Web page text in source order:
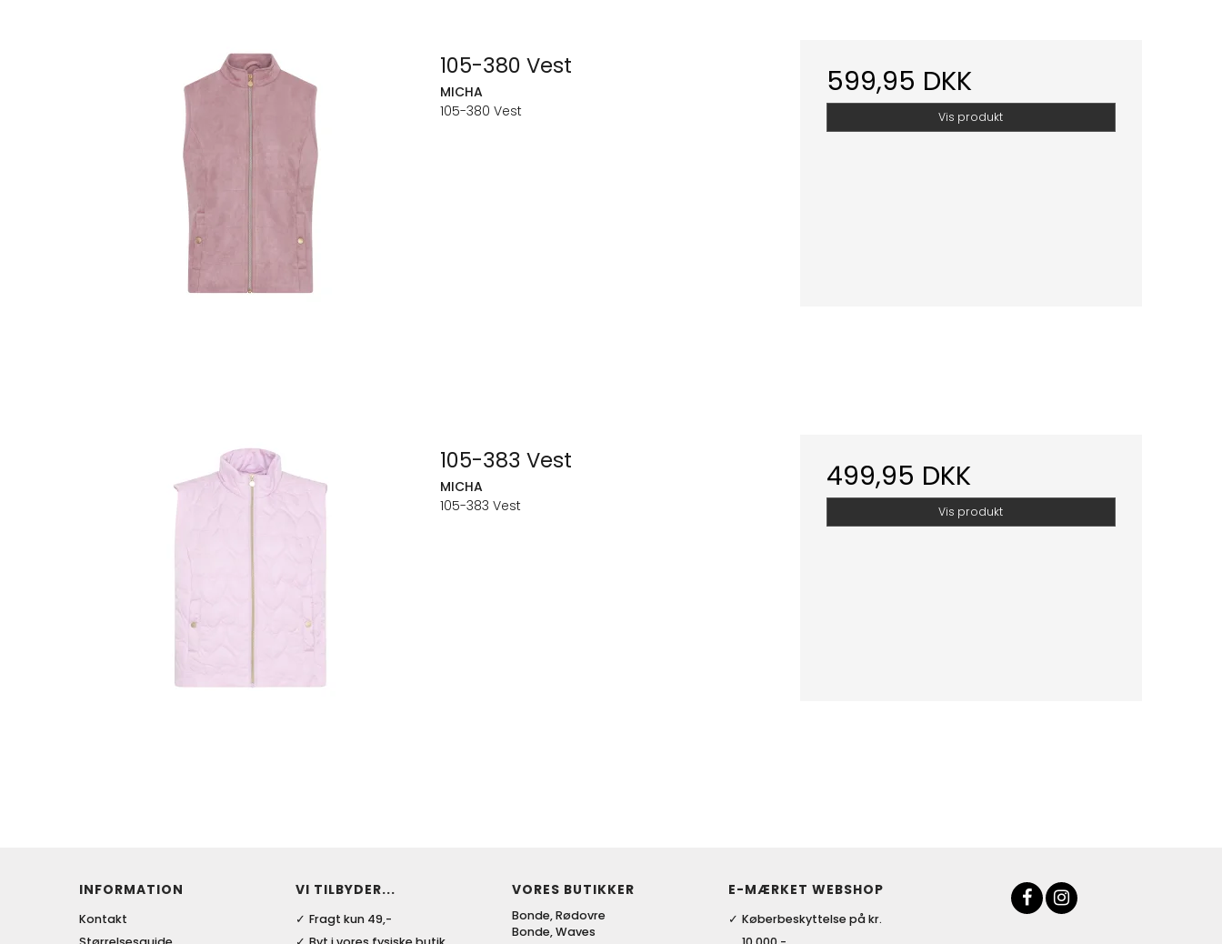
105-380 Vest
MICHA
105-380 Vest
599,95 DKK
Vis produkt
105-383 Vest
MICHA
105-383 Vest
499,95 DKK
Vis produkt
INFORMATION
Kontakt
VI TILBYDER...
Fragt kun 49,-
VORES BUTIKKER
Bonde, Rødovre
Bonde, Waves
E-MÆRKET WEBSHOP
Køberbeskyttelse på kr.